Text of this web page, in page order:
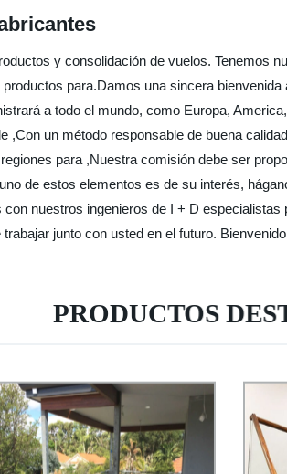
y consolidación de vuelos. Tenemos
para.Damos una sincera
a todo el mundo, como Europa,
un método responsable de buena
para ,Nuestra comisión debe ser
de estos elementos es de su interés,
nuestros ingenieros de I + D
junto con usted en el futuro.
PRODUCTOS